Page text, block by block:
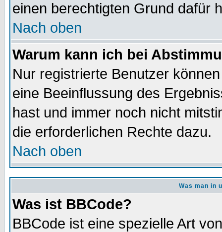
einen berechtigten Grund dafür
Nach oben
Warum kann ich bei
Nur registrierte Benutzer
eine Beeinflussung des
hast und immer noch nicht
die erforderlichen Rechte dazu.
Nach oben
Was man in
Was ist BBCode?
BBCode ist eine spezielle Art